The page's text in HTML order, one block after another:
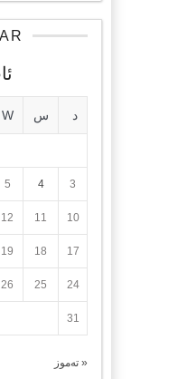
د س W
3
4
5
10
11
12
17
18
19
24
25
26
31
« تەموز